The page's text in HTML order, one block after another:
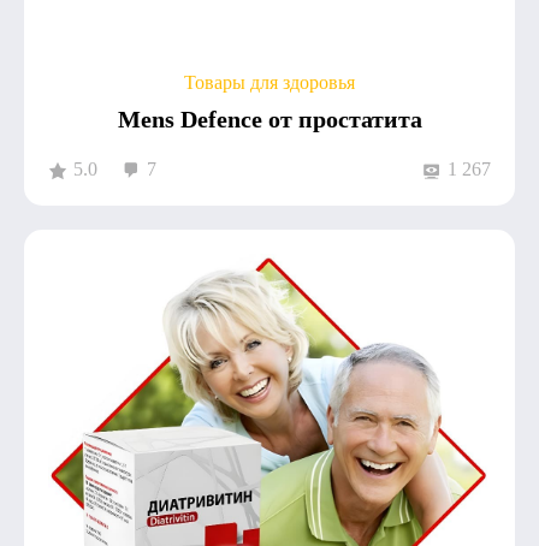
Товары для здоровья
Mens Defence от простатита
5.0 7 1 267